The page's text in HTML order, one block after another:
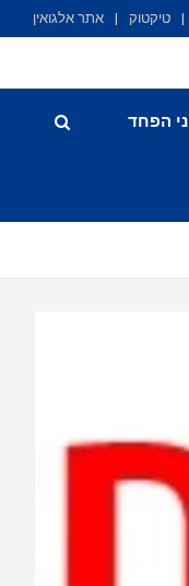
טיקטוק אתר אלגואין
הפחד